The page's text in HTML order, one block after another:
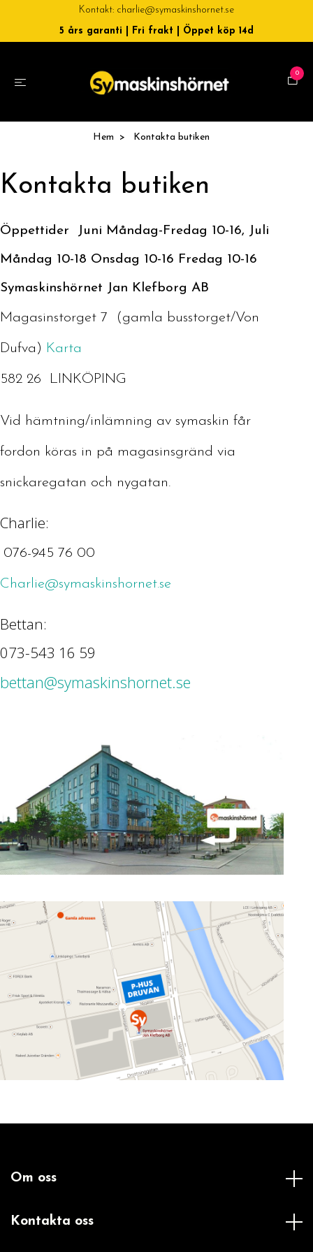
Kontakt: charlie@symaskinshornet.se
5 års garanti | Fri frakt | Öppet köp 14d
0
Hem Kontakta butiken
Kontakta butiken
Öppettider Juni Måndag-Fredag 10-16, Juli
Måndag 10-18 Onsdag 10-16 Fredag 10-16
Symaskinshörnet Jan Klefborg AB
Magasinstorget 7 (gamla busstorget/Von
Dufva) Karta
582 26 LINKÖPING
Vid hämtning/inlämning av symaskin får
fordon köras in på magasinsgränd via
snickaregatan och nygatan.
Charlie:
076-945 76 00
Charlie@symaskinshornet.se
Bettan:
073-543 16 59
bettan@symaskinshornet.se
Om oss
Kontakta oss